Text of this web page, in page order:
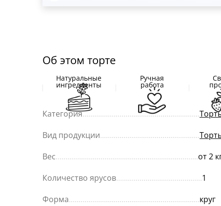
Об этом торте
Натуральные
ингредиенты
Ручная
работа
Категория............................................................
Вид продукции...................................................
Вес.........................................................................от 2
Количество ярусов............................................1
Форма...................................................................круг